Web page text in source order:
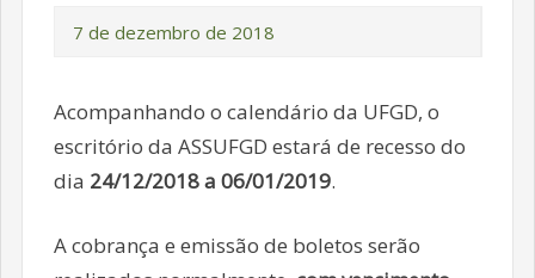
7 de dezembro de 2018
Acompanhando o calendário da UFGD, o
escritório da ASSUFGD estará de recesso do
dia 24/12/2018 a 06/01/2019.
A cobrança e emissão de boletos serão